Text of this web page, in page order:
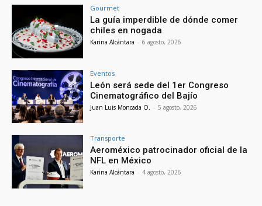
Gourmet
La guía imperdible de dónde comer
chiles en nogada
Karina Alcántara - 6 agosto, 2026
Eventos
León será sede del 1er Congreso
Cinematográfico del Bajío
Juan Luis Moncada O. - 5 agosto, 2026
Transporte
Aeroméxico patrocinador oficial de la
NFL en México
Karina Alcántara - 4 agosto, 2026